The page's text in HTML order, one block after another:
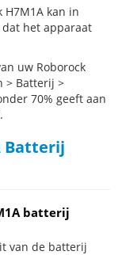
kan in
het apparaat
uw Roborock
> Batterij >
70% geeft aan
Batterij
batterij
van de batterij